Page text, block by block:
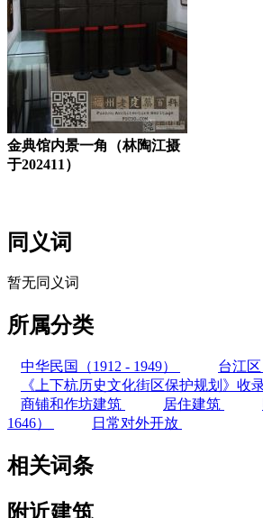
金典馆内景一角（林陶江摄
于202411）
同义词
暂无同义词
所属分类
中华民国（1912 - 1949） 台江区
《上下杭历史文化街区保护规划》收
商铺和作坊建筑
居住建筑
1646）
日常对外开放
相关词条
附近建筑